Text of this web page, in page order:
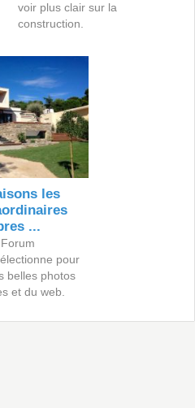
voir plus clair sur la
construction.
les
...
pour
belles photos
et du web.